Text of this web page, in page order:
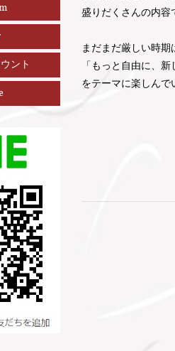
盛りだくさんの内容
まだまだ厳しい時期
「もっと自由に、新
をテーマに楽しん
ント